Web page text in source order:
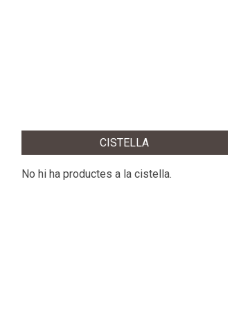
CISTELLA
No hi ha productes a la cistella.